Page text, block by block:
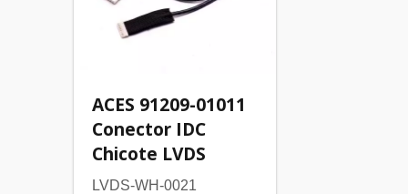
ACES 91209-01011
Conector IDC
Chicote LVDS
LVDS-WH-0021